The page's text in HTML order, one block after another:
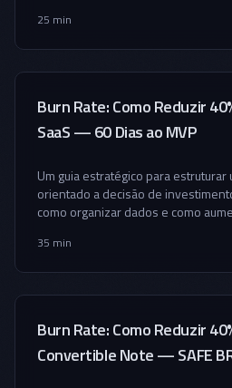
25 min
Burn Rate: Como Reduzir
SaaS — 60 Dias ao MVP
Um guia estratégico para estruturar
orientado a decisão de
como organizar dados e como
35 min
Burn Rate: Como Reduzir
Convertible Note — SAFE